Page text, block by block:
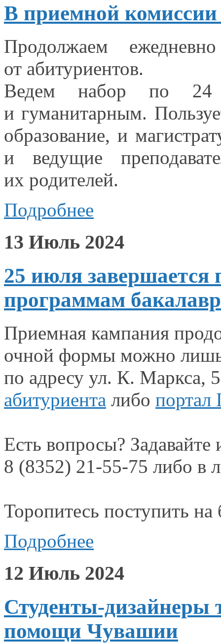
В приемной
Продолжаем
от абитуриентов.
Ведем набор по 24
и гуманитарным.
образование,и
и ведущие
их родителей.
Подробнее
13 Июль 2024
25 июля завершается
программам
Приемная кампания
очной формы можно
по адресу ул. К. Маркса,
абитуриента либо портал
Есть вопросы? Задавайте
8 (8352) 21-55-75 либо в
Торопитесь поступить на
Подробнее
12 Июль 2024
Студенты-дизайнеры
помощи Чувашии